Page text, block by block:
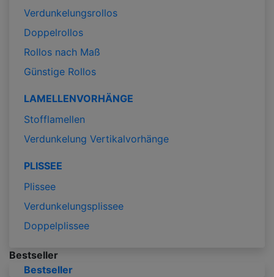
Verdunkelungsrollos
Doppelrollos
Rollos nach Maß
Günstige Rollos
LAMELLENVORHÄNGE
Stofflamellen
Verdunkelung Vertikalvorhänge
PLISSEE
Plissee
Verdunkelungsplissee
Doppelplissee
Bestseller
Bestseller